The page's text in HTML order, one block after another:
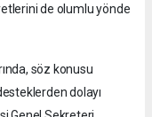
de olumlu yönde
söz konusu
dolayı